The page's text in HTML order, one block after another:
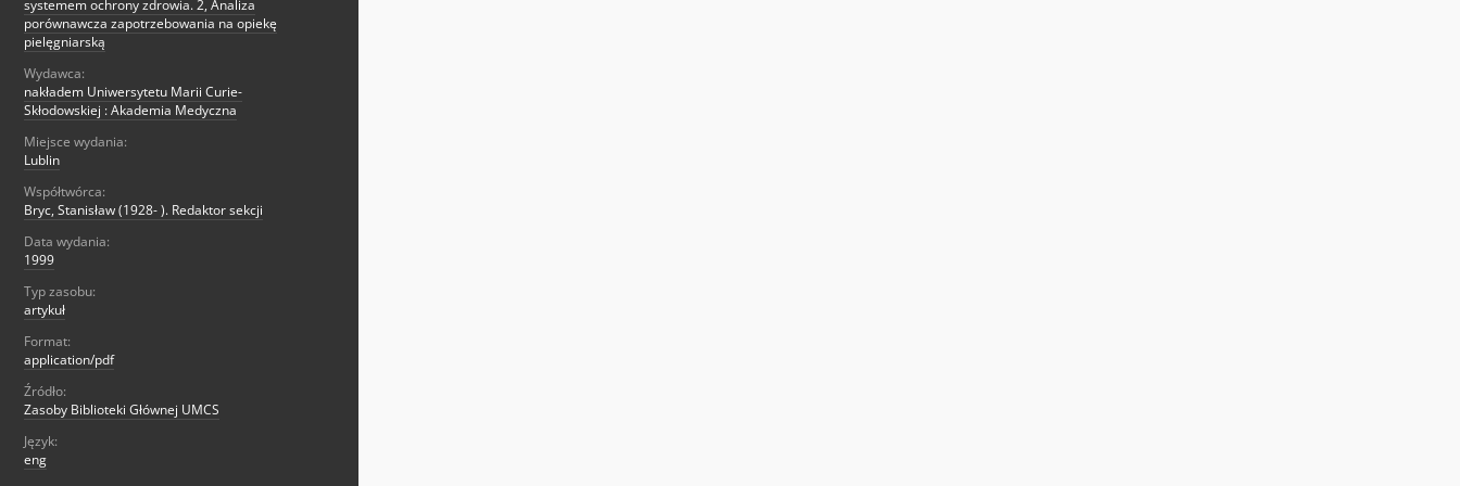
systemem ochrony zdrowia. 2, Analiza
porównawcza zapotrzebowania na opiekę
pielęgniarską
Wydawca:
nakładem Uniwersytetu Marii Curie-
Skłodowskiej : Akademia Medyczna
Miejsce wydania:
Lublin
Współtwórca:
Bryc, Stanisław (1928- ). Redaktor sekcji
Data wydania:
1999
Typ zasobu:
artykuł
Format:
application/pdf
Źródło:
Zasoby Biblioteki Głównej UMCS
Język:
eng